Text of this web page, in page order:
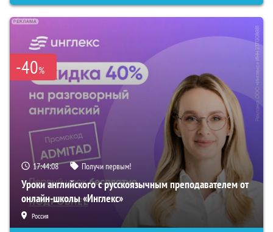
-40%
17:44:07 Получи первым!
Уроки английского с русскоязычным преподавателем от
онлайн-школы «Инглекс»
Россия